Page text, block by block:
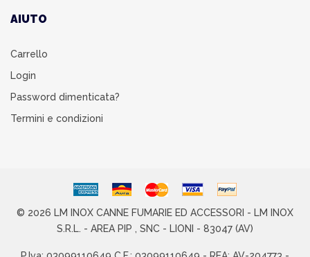
AIUTO
Carrello
Login
Password dimenticata?
Termini e condizioni
© 2026 LM INOX CANNE FUMARIE ED ACCESSORI - LM INOX
S.R.L. - AREA PIP , SNC - LIONI - 83047 (AV)